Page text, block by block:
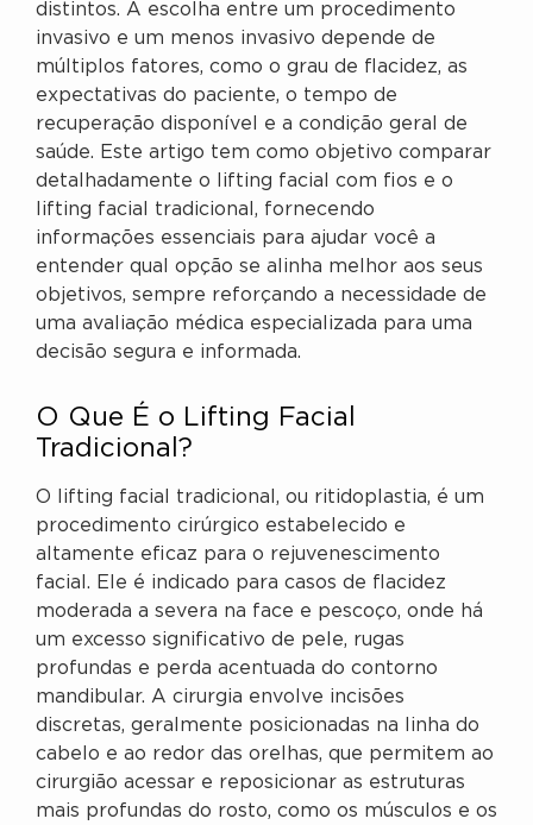
distintos. A escolha entre um procedimento
invasivo e um menos invasivo depende de
múltiplos fatores, como o grau de flacidez, as
expectativas do paciente, o tempo de
recuperação disponível e a condição geral de
saúde. Este artigo tem como objetivo comparar
detalhadamente o lifting facial com fios e o
lifting facial tradicional, fornecendo
informações essenciais para ajudar você a
entender qual opção se alinha melhor aos seus
objetivos, sempre reforçando a necessidade de
uma avaliação médica especializada para uma
decisão segura e informada.
O Que É o Lifting Facial
Tradicional?
O lifting facial tradicional, ou ritidoplastia, é um
procedimento cirúrgico estabelecido e
altamente eficaz para o rejuvenescimento
facial. Ele é indicado para casos de flacidez
moderada a severa na face e pescoço, onde há
um excesso significativo de pele, rugas
profundas e perda acentuada do contorno
mandibular. A cirurgia envolve incisões
discretas, geralmente posicionadas na linha do
cabelo e ao redor das orelhas, que permitem ao
cirurgião acessar e reposicionar as estruturas
mais profundas do rosto, como os músculos e os